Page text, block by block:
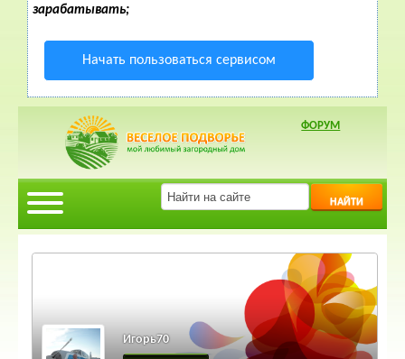
зарабатывать;
Начать пользоваться сервисом
ФОРУМ
НАЙТИ
Игорь70